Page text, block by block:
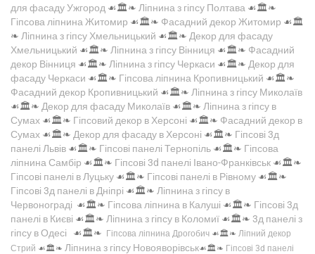
для фасаду Ужгород ☙🏛️❧ Ліпнина з гіпсу Полтава ☙🏛️❧
Гіпсова ліпнина Житомир ☙🏛️❧ Фасадний декор Житомир ☙🏛️
❧ Ліпнина з гіпсу Хмельницький ☙🏛️❧ Декор для фасаду
Хмельницький ☙🏛️❧ Ліпнина з гіпсу Вінниця ☙🏛️❧ Фасадний
декор Вінниця ☙🏛️❧ Ліпнина з гіпсу Черкаси ☙🏛️❧ Декор для
фасаду Черкаси ☙🏛️❧ Гіпсова ліпнина Кропивницький ☙🏛️❧
Фасадний декор Кропивницький ☙🏛️❧ Ліпнина з гіпсу Миколаїв
☙🏛️❧ Декор для фасаду Миколаїв ☙🏛️❧ Ліпнина з гіпсу в
Сумах ☙🏛️❧ Гіпсовий декор в Херсоні ☙🏛️❧ Фасадний декор в
Сумах ☙🏛️❧ Декор для фасаду в Херсоні ☙🏛️❧ Гіпсові 3д
панелі Львів ☙🏛️❧ Гіпсові панелі Тернопіль ☙🏛️❧ Гіпсова
ліпнина Самбір ☙🏛️❧ Гіпсові 3d панелі Івано-Франківськ ☙🏛️❧
Гіпсові панелі в Луцьку ☙🏛️❧ Гіпсові панелі в Рівному ☙🏛️❧
Гіпсові 3д панелі в Дніпрі ☙🏛️❧ Ліпнина з гіпсу в
Червонограді ☙🏛️❧ Гіпсова ліпнина в Калуші ☙🏛️❧ Гіпсові 3д
панелі в Києві ☙🏛️❧ Ліпнина з гіпсу в Коломиї ☙🏛️❧ 3д панелі з
гіпсу в Одесі ☙🏛️❧ Гіпсова ліпнина Дрогобич ☙🏛️❧ Ліпний декор
Стрий ☙🏛️❧ Ліпнина з гіпсу Новояворівськ☙🏛️❧ Гіпсові 3d панелі